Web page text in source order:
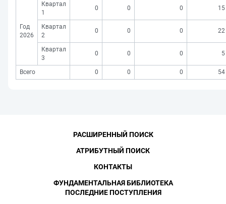
Год
2026
Квартал
1
0 0 0 15
Квартал
2
0 0 0 22
Квартал
3
0 0 0 5
Всего 0 0 0 54
РАСШИРЕННЫЙ ПОИСК
АТРИБУТНЫЙ ПОИСК
КОНТАКТЫ
ФУНДАМЕНТАЛЬНАЯ БИБЛИОТЕКА
ПОСЛЕДНИЕ ПОСТУПЛЕНИЯ